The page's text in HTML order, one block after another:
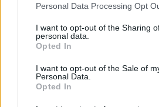
Personal Data Processing Opt
I want to opt-out of the Sharing
personal data.
Opted In
I want to opt-out of the Sale of
Personal Data.
Opted In
Board Analyst
funcionar mal. De repente ahora
Ya probaste otro banco de trabajo
funciona?
Escribe aquí en el
Discord en español